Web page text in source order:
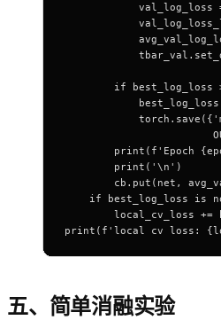
val_log_loss
if best_log_loss
print(f'Epoch
        print('\n')
cb.put(net,
if best_log_loss is
local_cv_loss +=
print(f'local cv loss:
五、简单消融实验